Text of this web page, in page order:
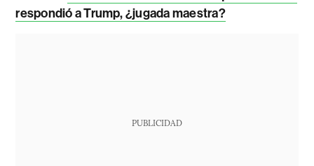
respondió a Trump, ¿jugada maestra?
PUBLICIDAD